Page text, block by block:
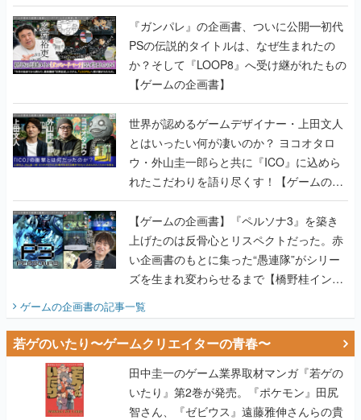
書】
『ガンパレ』の企画書、ついに公開━初代
PSの伝説的タイトルは、なぜ生まれたの
か？そして『LOOP8』へ受け継がれたもの
【ゲームの企画書】
世界が認めるゲームデザイナー・上田文人
とはいったい何が凄いのか？ ヨコオタロ
ウ・外山圭一郎らと共に『ICO』に込めら
れたこだわりを語り尽くす！【ゲームの企
画書】
【ゲームの企画書】『ペルソナ3』を築き
上げたのは反骨心とリスペクトだった。赤
い企画書のもとに集った“愚連隊”がシリー
ズを生まれ変わらせるまで【橋野桂インタ
ゲームの企画書の記事一覧
若ゲのいたり〜ゲームクリエイターの青春〜
田中圭一のゲーム業界取材マンガ『若ゲの
いたり』第2巻が発売。『ポケモン』田尻
智さん、『ゼビウス』遠藤雅伸さんらの貴